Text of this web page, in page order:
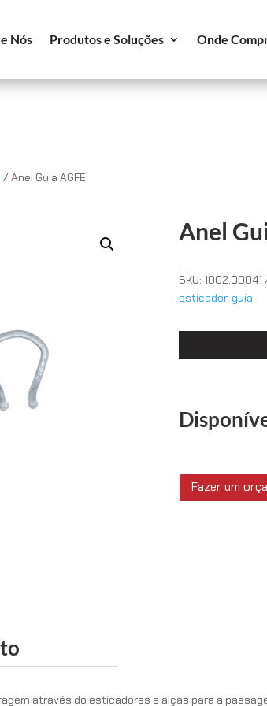
Nós Produtos e Soluções Onde
/ Anel Guia AGFE
Anel
SKU: 1002.00041
esticador, guia
Fazer um
através do esticadores e alças para a